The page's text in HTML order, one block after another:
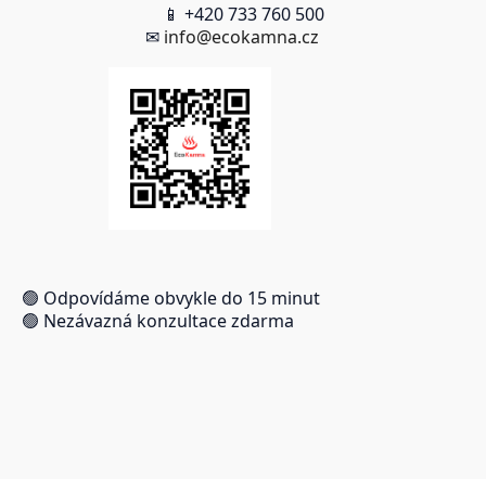
📱 +420 733 760 500
✉ info@ecokamna.cz
🟢 Odpovídáme obvykle do 15 minut
🟢 Nezávazná konzultace zdarma